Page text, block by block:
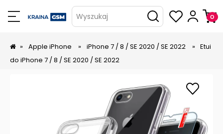
Wyszukaj
» Apple iPhone » iPhone 7 / 8 / SE 2020 / SE 2022 » Etui
do iPhone 7 / 8 / SE 2020 / SE 2022